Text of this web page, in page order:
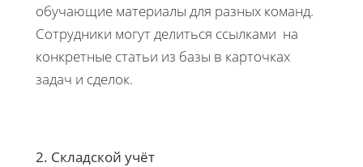
обучающие материалы для разных команд.
Сотрудники могут делиться ссылками на
конкретные статьи из базы в карточках
задач и сделок.
2. Складской учёт